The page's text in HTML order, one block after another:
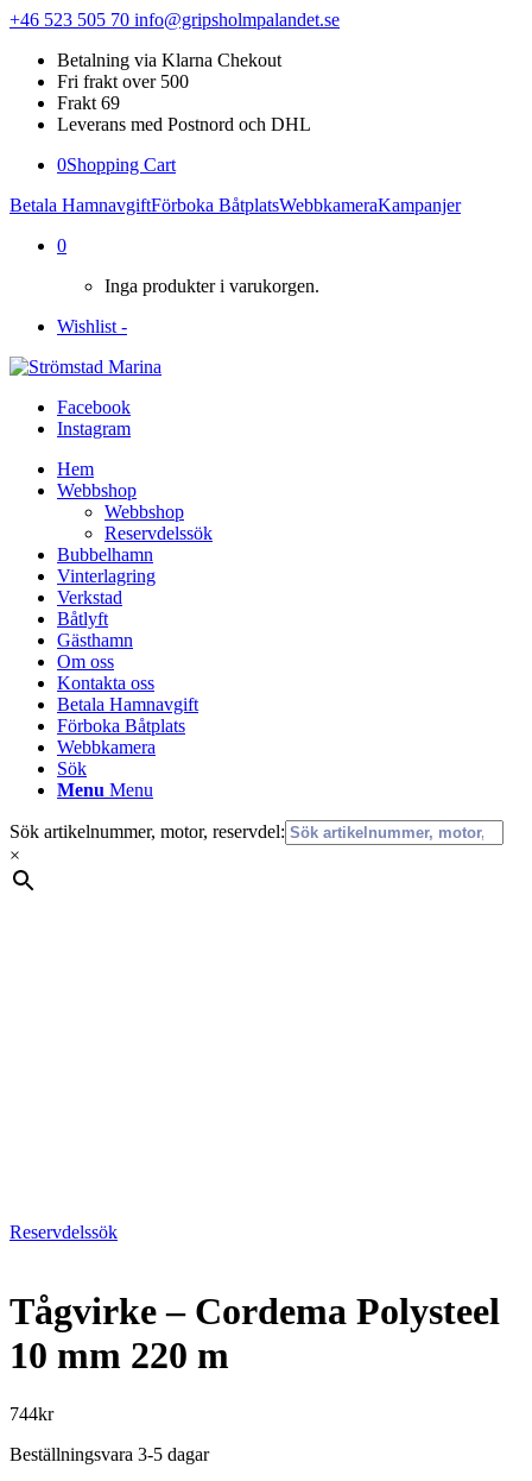
+46 523 505 70 info@gripsholmpalandet.se
Betalning via Klarna Chekout
Fri frakt over 500
Frakt 69
Leverans med Postnord och DHL
0Shopping Cart
Betala HamnavgiftFörboka BåtplatsWebbkameraKampanjer
0
Inga produkter i varukorgen.
Wishlist -
Facebook
Instagram
Hem
Webbshop
Webbshop
Reservdelssök
Bubbelhamn
Vinterlagring
Verkstad
Båtlyft
Gästhamn
Om oss
Kontakta oss
Betala Hamnavgift
Förboka Båtplats
Webbkamera
Sök
Menu Menu
Sök artikelnummer, motor, reservdel:
×
Reservdelssök
Tågvirke – Cordema Polysteel
10 mm 220 m
744kr
Beställningsvara 3-5 dagar